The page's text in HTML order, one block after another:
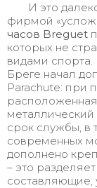
И это
фирмой
часов Breguet
которых не
видами
Бреге начал
Parachute: при
срок службы, в
современных
дополнено
– это
составляющие,